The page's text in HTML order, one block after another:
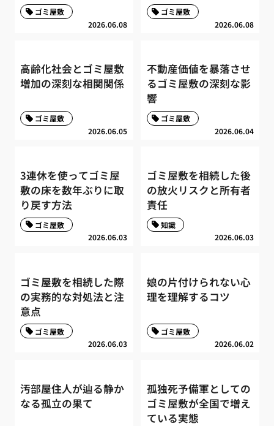
2026.06.08
ゴミ屋敷
2026.06.08
ゴミ屋敷
高齢化社会とゴミ屋敷
増加の深刻な相関関係
2026.06.05
ゴミ屋敷
不動産価値を暴落させ
るゴミ屋敷の深刻な影
響
2026.06.04
ゴミ屋敷
3連休を使ってゴミ屋
敷の床を数年ぶりに取
り戻す方法
2026.06.03
ゴミ屋敷
ゴミ屋敷を相続した後
の放火リスクと所有者
責任
2026.06.03
知識
ゴミ屋敷を相続した際
の実務的な対処法と注
意点
2026.06.03
ゴミ屋敷
娘の片付けられない心
理を理解するコツ
2026.06.02
ゴミ屋敷
汚部屋住人が辿る静か
なる孤立の果て
孤独死予備軍としての
ゴミ屋敷が全国で増え
ている実態